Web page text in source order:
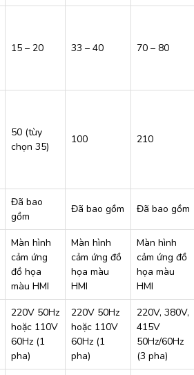
15 – 20 33 – 40 70 – 80
50 (tùy
chọn 35)
100 210
Đã bao
gồm
Đã bao gồm Đã bao gồm
Màn hình
cảm ứng
đồ họa
màu HMI
Màn hình
cảm ứng đồ
họa màu
HMI
Màn hình
cảm ứng đồ
họa màu
HMI
220V 50Hz
hoặc 110V
60Hz (1
pha)
220V 50Hz
hoặc 110V
60Hz (1
pha)
220V, 380V,
415V
50Hz/60Hz
(3 pha)